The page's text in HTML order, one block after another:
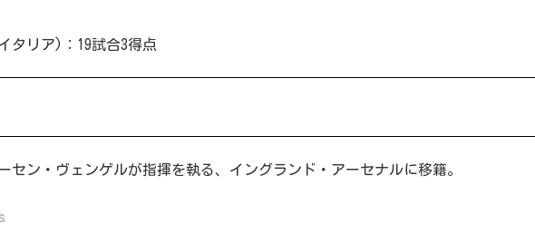
タリア)：19試合3得点
セン・ヴェンゲルが指揮を執る、イングランド・アーセナルに移籍。